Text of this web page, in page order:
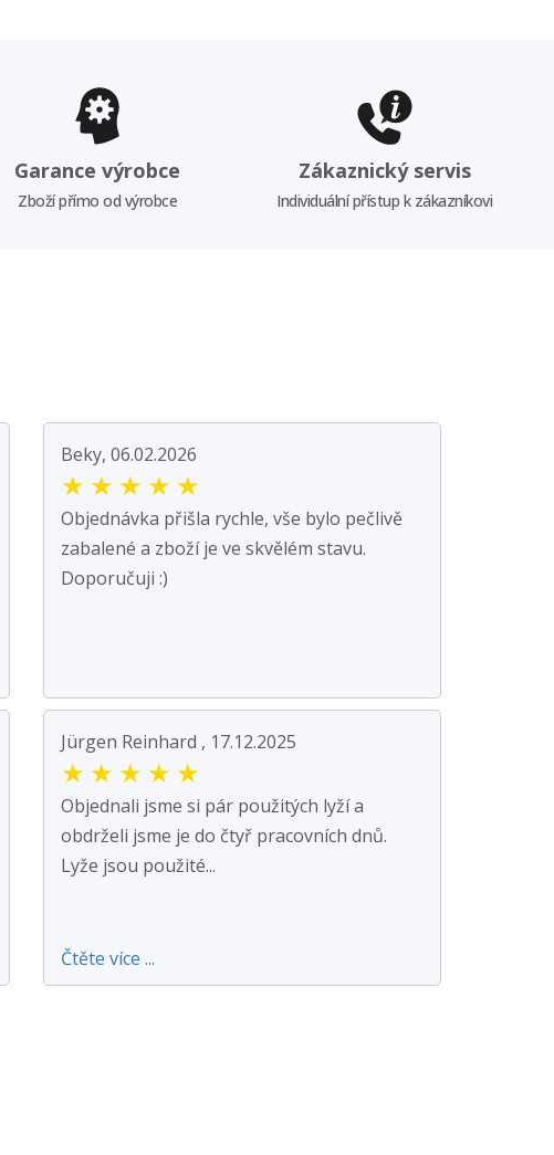
Garance výrobce
Zboží přímo od výrobce
Zákaznický servis
Individuální přístup k zákazníkovi
Beky, 06.02.2026
★ ★ ★ ★ ★
Objednávka přišla rychle, vše bylo pečlivě
zabalené a zboží je ve skvělém stavu.
Doporučuji :)
Jürgen Reinhard , 17.12.2025
★ ★ ★ ★ ★
Objednali jsme si pár použitých lyží a
obdrželi jsme je do čtyř pracovních dnů.
Lyže jsou použité...
Čtěte více ...